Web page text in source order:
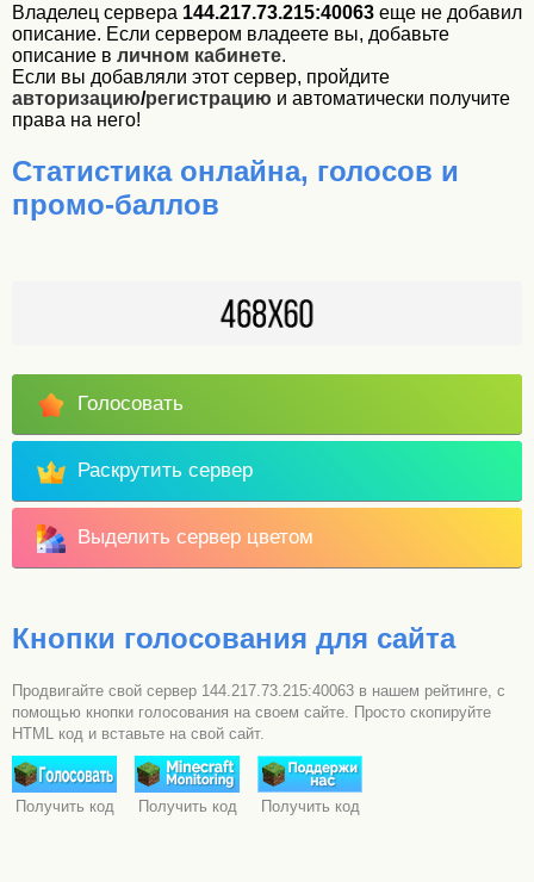
Владелец сервера 144.217.73.215:40063 еще не добавил
описание. Если сервером владеете вы, добавьте
описание в личном кабинете.
Если вы добавляли этот сервер, пройдите
авторизацию/регистрацию и автоматически получите
права на него!
Статистика онлайна, голосов и
промо-баллов
Голосовать
Раскрутить сервер
Выделить сервер цветом
Кнопки голосования для сайта
Продвигайте свой сервер 144.217.73.215:40063 в нашем рейтинге, с
помощью кнопки голосования на своем сайте. Просто скопируйте
HTML код и вставьте на свой сайт.
Получить код Получить код Получить код